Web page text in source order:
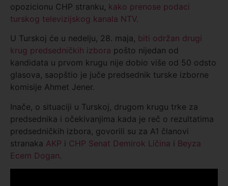
opozicionu CHP stranku, kako prenose podaci
turskog televizijskog kanala NTV.
U Turskoj će u nedelju, 28. maja, biti održan drugi
krug predsedničkih izbora pošto nijedan od
kandidata u prvom krugu nije dobio više od 50 odsto
glasova, saopštio je juče predsednik turske izborne
komisije Ahmet Jener.
Inače, o situaciji u Turskoj, drugom krugu trke za
predsednika i očekivanjima kada je reč o rezultatima
predsedničkih izbora, govorili su za A1 članovi
stranaka AKP i CHP Senat Demirok Ličina i Beyza
Ecem Dogan.